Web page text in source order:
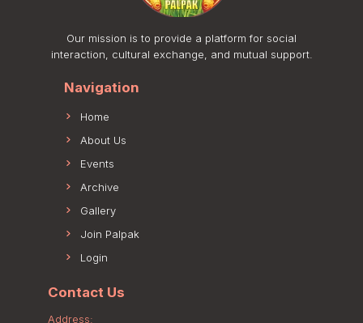
Our mission is to provide a platform for social
interaction, cultural exchange, and mutual support.
Navigation
Home
About Us
Events
Archive
Gallery
Join Palpak
Login
Contact Us
Address: